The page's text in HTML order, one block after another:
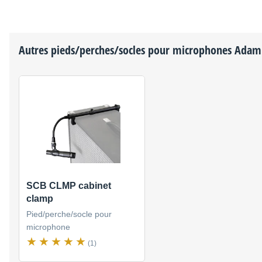
Autres pieds/perches/socles pour microphones
SCB CLMP cabinet
clamp
Pied/perche/socle pour
microphone
(1)